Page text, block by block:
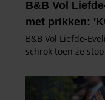
partners voor social
partners kunnen
informatie die u aan
verzameld op basis
gebruiken.